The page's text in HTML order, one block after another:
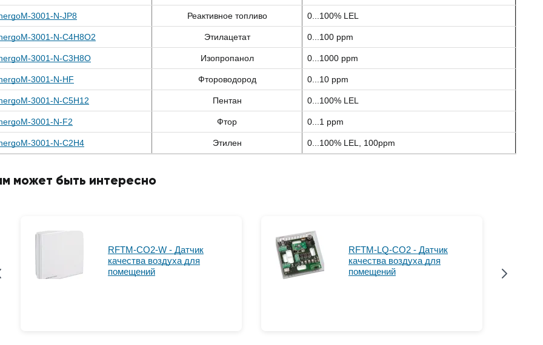
3001-N-JP8 Реактивное топливо 0...100% LEL
3001-N-C4H8O2 Этилацетат 0...100 ppm
3001-N-C3H8O Изопропанол 0...1000 ppm
3001-N-HF Фтороводород 0...10 ppm
3001-N-C5H12 Пентан 0...100% LEL
3001-N-F2 Фтор 0...1 ppm
3001-N-C2H4 Этилен 0...100% LEL, 100ppm
может быть интересно
RFTM-CO2-W - Датчик
качества воздуха для
помещений
RFTM-LQ-CO2 - Датчик
качества воздуха для
помещений